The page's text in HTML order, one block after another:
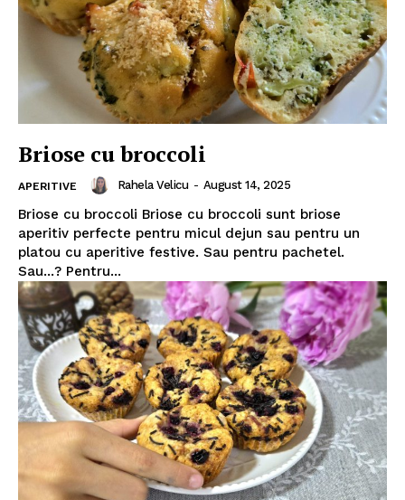
Briose cu broccoli
APERITIVE Rahela Velicu - August 14, 2025
Briose cu broccoli Briose cu broccoli sunt briose
aperitiv perfecte pentru micul dejun sau pentru un
platou cu aperitive festive. Sau pentru pachetel.
Sau...? Pentru...